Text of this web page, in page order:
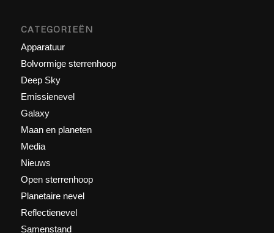
CATEGORIEËN
Apparatuur
Bolvormige sterrenhoop
Deep Sky
Emissienevel
Galaxy
Maan en planeten
Media
Nieuws
Open sterrenhoop
Planetaire nevel
Reflectienevel
Samenstand